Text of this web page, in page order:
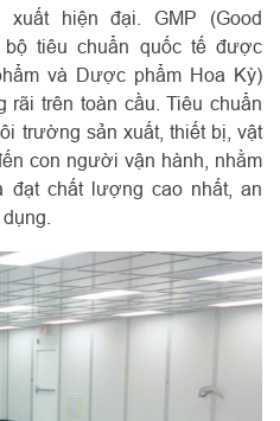
hiện đại. GMP (Good
bộ tiêu chuẩn quốc tế được
và Dược phẩm Hoa Kỳ)
rãi trên toàn cầu. Tiêu chuẩn
trường sản xuất, thiết bị, vật
con người vận hành, nhằm
đạt chất lượng cao nhất, an